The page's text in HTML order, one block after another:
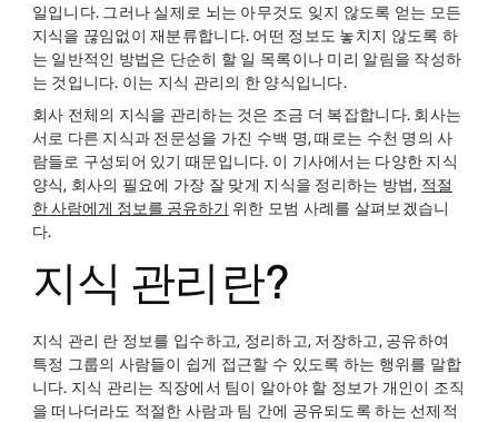
일입니다. 그러나 실제로 뇌는 아무것도 잊지 않도록 얻는 모든
지식을 끊임없이 재분류합니다. 어떤 정보도 놓치지 않도록 하
는 일반적인 방법은 단순히 할 일 목록이나 미리 알림을 작성하
는 것입니다. 이는 지식 관리의 한 양식입니다.
회사 전체의 지식을 관리하는 것은 조금 더 복잡합니다. 회사는
서로 다른 지식과 전문성을 가진 수백 명, 때로는 수천 명의 사
람들로 구성되어 있기 때문입니다. 이 기사에서는 다양한 지식
양식, 회사의 필요에 가장 잘 맞게 지식을 정리하는 방법, 적절
한 사람에게 정보를 공유하기 위한 모범 사례를 살펴보겠습니
다.
지식 관리란?
지식 관리 란 정보를 입수하고, 정리하고, 저장하고, 공유하여
특정 그룹의 사람들이 쉽게 접근할 수 있도록 하는 행위를 말합
니다. 지식 관리는 직장에서 팀이 알아야 할 정보가 개인이 조직
을 떠나더라도 적절한 사람과 팀 간에 공유되도록 하는 선제적